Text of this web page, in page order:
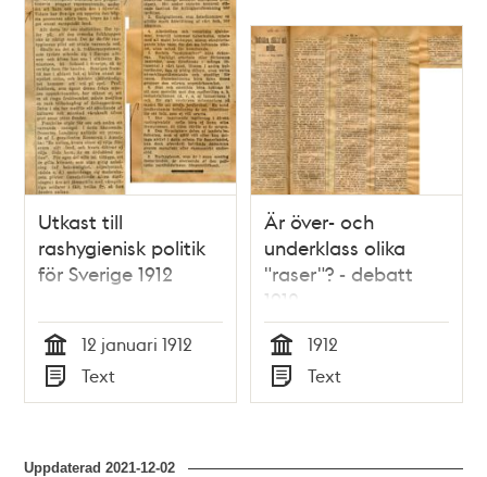
Utkast till
rashygienisk politik
för Sverige 1912
Tid
12 januari 1912
Typ
Text
Är över- och
underklass olika
"raser"? - debatt
1912
Tid
1912
Typ
Text
Uppdaterad2021-12-02